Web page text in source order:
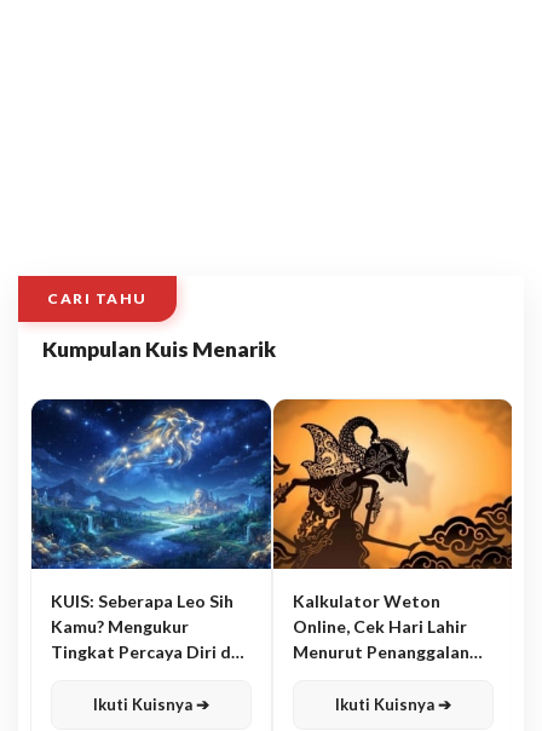
CARI TAHU
Kumpulan Kuis Menarik
KUIS: Seberapa Leo Sih
Kamu? Mengukur
Tingkat Percaya Diri dan
Ikuti Kuisnya ➔
Kalkulator Weton
Online, Cek Hari Lahir
Menurut Penanggalan
Ikuti Kuisnya ➔